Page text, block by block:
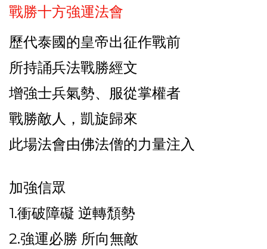
戰勝十方強運法會
歷代泰國的皇帝出征作戰前
所持誦兵法戰勝經文
增強士兵氣勢、服從掌權者
戰勝敵人，凱旋歸來
此場法會由佛法僧的力量注入
加強信眾
1.衝破障礙 逆轉頹勢
2.強運必勝 所向無敵